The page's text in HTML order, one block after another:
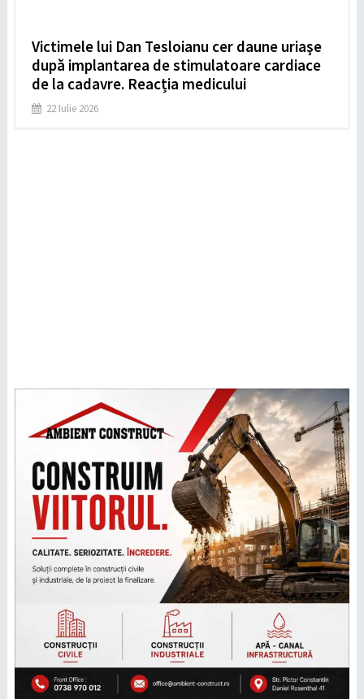
Victimele lui Dan Tesloianu cer daune uriaşe
după implantarea de stimulatoare cardiace
de la cadavre. Reacția medicului
22 Iulie 2026